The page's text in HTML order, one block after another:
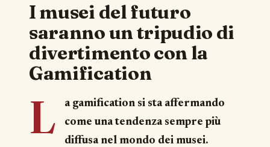
I musei del futuro
saranno un tripudio di
divertimento con la
Gamification
L
a gamification si sta affermando
come una tendenza sempre più
diffusa nel mondo dei musei.